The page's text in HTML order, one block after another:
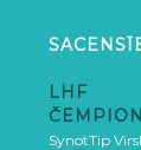
LHF
SynotTip